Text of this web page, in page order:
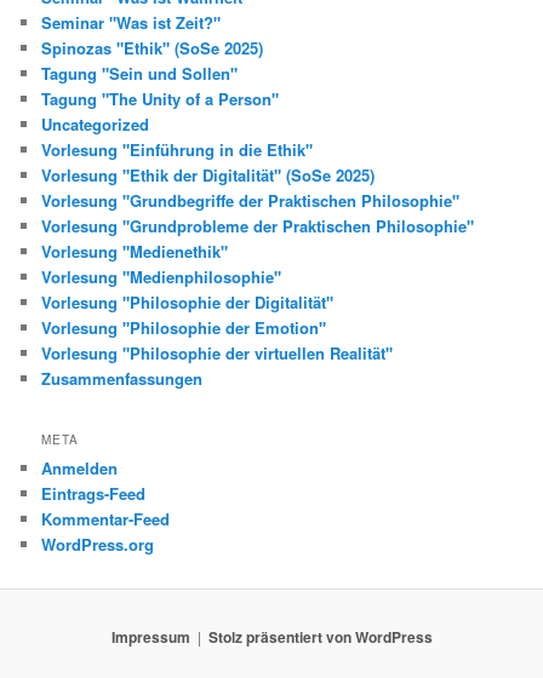
Seminar "Was ist Zeit?"
Spinozas "Ethik" (SoSe 2025)
Tagung "Sein und Sollen"
Tagung "The Unity of a Person"
Uncategorized
Vorlesung "Einführung in die Ethik"
Vorlesung "Ethik der Digitalität" (SoSe 2025)
Vorlesung "Grundbegriffe der Praktischen Philosophie"
Vorlesung "Grundprobleme der Praktischen Philosophie"
Vorlesung "Medienethik"
Vorlesung "Medienphilosophie"
Vorlesung "Philosophie der Digitalität"
Vorlesung "Philosophie der Emotion"
Vorlesung "Philosophie der virtuellen Realität"
Zusammenfassungen
META
Anmelden
Eintrags-Feed
Kommentar-Feed
WordPress.org
Impressum Stolz präsentiert von WordPress